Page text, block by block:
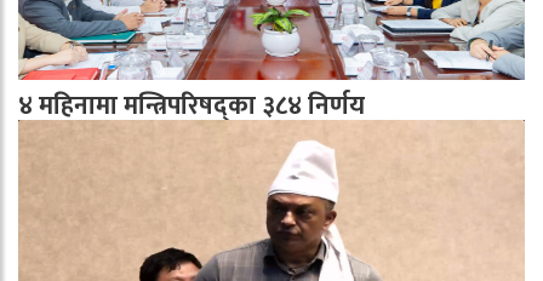
४ महिनामा मन्त्रिपरिषद्का ३८४ निर्णय